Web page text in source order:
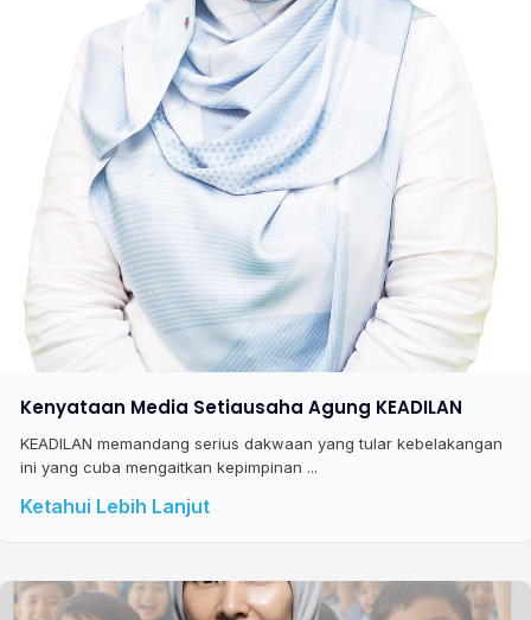
Kenyataan Media Setiausaha Agung KEADILAN
KEADILAN memandang serius dakwaan yang tular kebelakangan
ini yang cuba mengaitkan kepimpinan ...
Ketahui Lebih Lanjut